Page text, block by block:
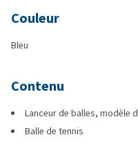
Couleur
Bleu
Contenu
Lanceur de balles, modèle
Balle de tennis